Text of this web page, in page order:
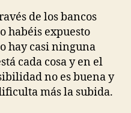
de los bancos
habéis expuesto
hay casi ninguna
cada cosa y en el
no es buena y
más la subida.